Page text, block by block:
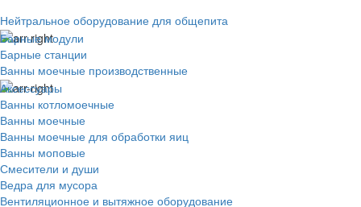
Нейтральное оборудование для общепита
Барные модули
Барные станции
Ванны моечные производственные
Аксессуары
Ванны котломоечные
Ванны моечные
Ванны моечные для обработки яиц
Ванны моповые
Смесители и души
Ведра для мусора
Вентиляционное и вытяжное оборудование